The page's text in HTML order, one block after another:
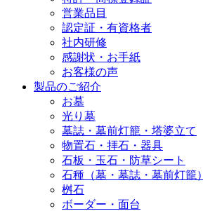
営業品目
認定証・有資格者
社内研修
感謝状・お手紙
お客様の声
製品のご紹介
お墓
光り墓
墓誌・墓前灯籠・塔婆立て
物置石・拝石・器具
石板・玉石・防草シート
石種（墓・墓誌・墓前灯籠）
桝石
ボーダー・面台